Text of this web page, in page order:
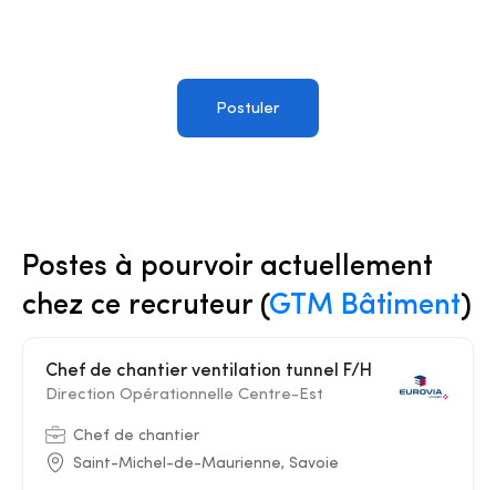
Postuler
Postes à pourvoir actuellement
chez ce recruteur (GTM Bâtiment)
Chef de chantier ventilation tunnel F/H
Direction Opérationnelle Centre-Est
Chef de chantier
Saint-Michel-de-Maurienne, Savoie